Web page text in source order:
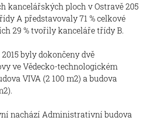
kancelářských ploch v Ostravě 205
A představovaly 71 % celkové
29 % tvořily kanceláře třídy B.
byly dokončeny dvě
ve Vědecko-technologickém
VIVA (2 100 m2) a budova
nachází Administrativní budova